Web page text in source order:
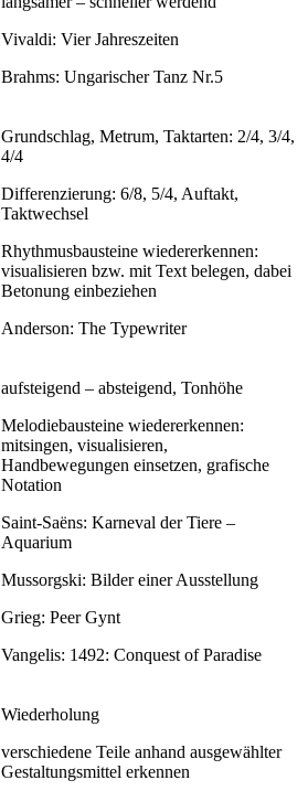
Vivaldi: Vier Jahreszeiten
Brahms: Ungarischer Tanz Nr.5
Grundschlag, Metrum, Taktarten: 2/4, 3/4,
4/4
Differenzierung: 6/8, 5/4, Auftakt,
Taktwechsel
Rhythmusbausteine wiedererkennen:
visualisieren bzw. mit Text belegen, dabei
Betonung einbeziehen
Anderson: The Typewriter
aufsteigend – absteigend, Tonhöhe
Melodiebausteine wiedererkennen:
mitsingen, visualisieren,
Handbewegungen einsetzen, grafische
Notation
Saint-Saëns: Karneval der Tiere –
Aquarium
Mussorgski: Bilder einer Ausstellung
Grieg: Peer Gynt
Vangelis: 1492: Conquest of Paradise
Wiederholung
verschiedene Teile anhand ausgewählter
Gestaltungsmittel erkennen